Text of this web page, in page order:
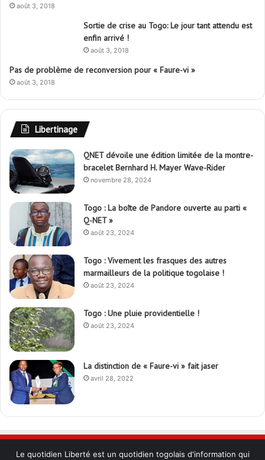
août 3, 2018
Sortie de crise au Togo: Le jour tant attendu est
enfin arrivé !
août 3, 2018
Pas de problème de reconversion pour « Faure-vi »
août 3, 2018
Libertinage
QNET dévoile une édition limitée de la montre-
bracelet Bernhard H. Mayer Wave-Rider
novembre 28, 2024
Togo : La boîte de Pandore ouverte au parti «
Q-NET »
août 23, 2024
Togo : Vivement les frasques des autres
marmailleurs de la politique togolaise !
août 23, 2024
Togo : Une pluie providentielle !
août 23, 2024
La distinction de « Faure-vi » fait jaser
avril 28, 2022
Le quotidien Liberté est un quotidien togolais d'information qui